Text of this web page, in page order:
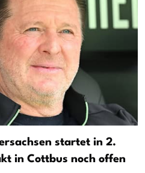
startet in 2.
in Cottbus noch offen